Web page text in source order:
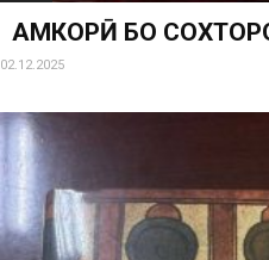
ҲАМКОРӢ БО
02.12.2025